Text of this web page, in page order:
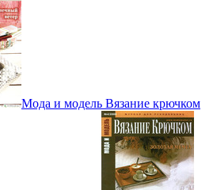
Мода и модель Вязание крючком